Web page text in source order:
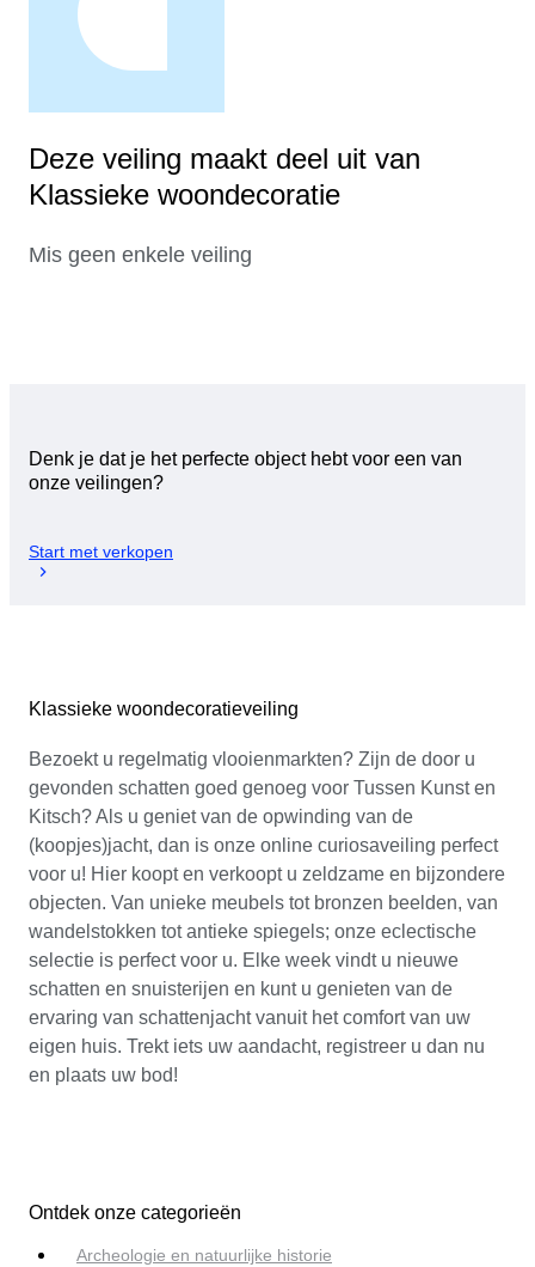
Deze veiling maakt deel uit van
Klassieke woondecoratie
Mis geen enkele veiling
Denk je dat je het perfecte object hebt voor een van
onze veilingen?
Start met verkopen
Klassieke woondecoratieveiling
Bezoekt u regelmatig vlooienmarkten? Zijn de door u
gevonden schatten goed genoeg voor Tussen Kunst en
Kitsch? Als u geniet van de opwinding van de
(koopjes)jacht, dan is onze online curiosaveiling perfect
voor u! Hier koopt en verkoopt u zeldzame en bijzondere
objecten. Van unieke meubels tot bronzen beelden, van
wandelstokken tot antieke spiegels; onze eclectische
selectie is perfect voor u. Elke week vindt u nieuwe
schatten en snuisterijen en kunt u genieten van de
ervaring van schattenjacht vanuit het comfort van uw
eigen huis. Trekt iets uw aandacht, registreer u dan nu
en plaats uw bod!
Ontdek onze categorieën
Archeologie en natuurlijke historie